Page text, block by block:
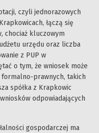
czyli jednorazowych
łączą się
chociaż kluczowym
urzędu oraz liczba
z PUP w
o tym, że wniosek może
prawnych, takich
spółka z Krapkowic
odpowiadających
gospodarczej ma